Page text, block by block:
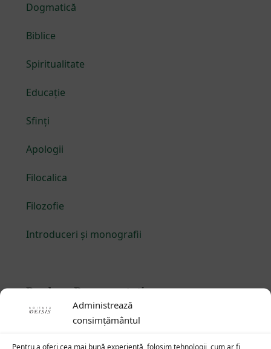
Administrează
consimțământul
Pentru a oferi cea mai bună experiență, folosim tehnologii, cum ar fi
Dogmatică
Biblice
Spiritualitate
Educație
Sfinți
Apologii
Filocalica
Filozofie
Introduceri și monografii
Produse Reprezentative
— Teoctista, Platon, Teofan, Taddeu